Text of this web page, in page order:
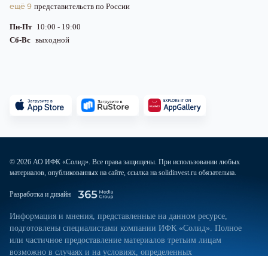
ещё 9 представительств по России
Пн-Пт 10:00 - 19:00
Сб-Вс выходной
© 2026 АО ИФК «Солид». Все права защищены. При использовании любых
материалов, опубликованных на сайте, ссылка на solidinvest.ru обязательна.
Разработка и дизайн
Информация и мнения, представленные на данном ресурсе,
подготовлены специалистами компании ИФК «Солид». Полное
или частичное предоставление материалов третьим лицам
возможно в случаях и на условиях, определенных